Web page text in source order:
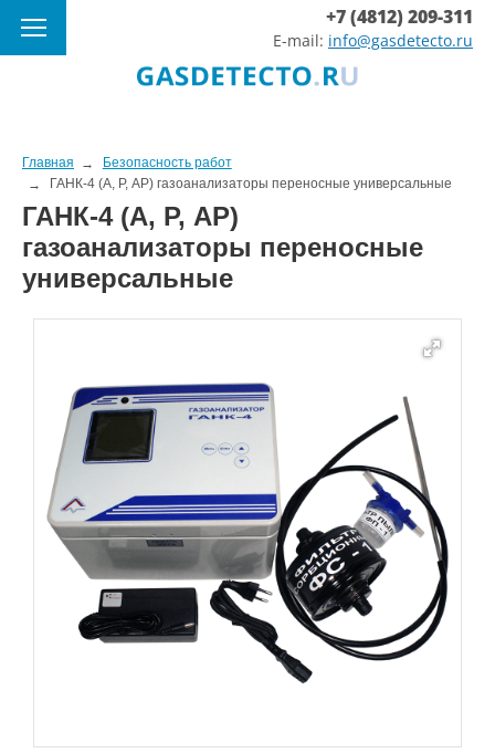
+7 (4812) 209-311
E-mail: info@gasdetecto.ru
Главная
Безопасность работ
ГАНК-4 (А, Р, АР) газоанализаторы переносные универсальные
ГАНК-4 (А, Р, АР)
газоанализаторы переносные
универсальные